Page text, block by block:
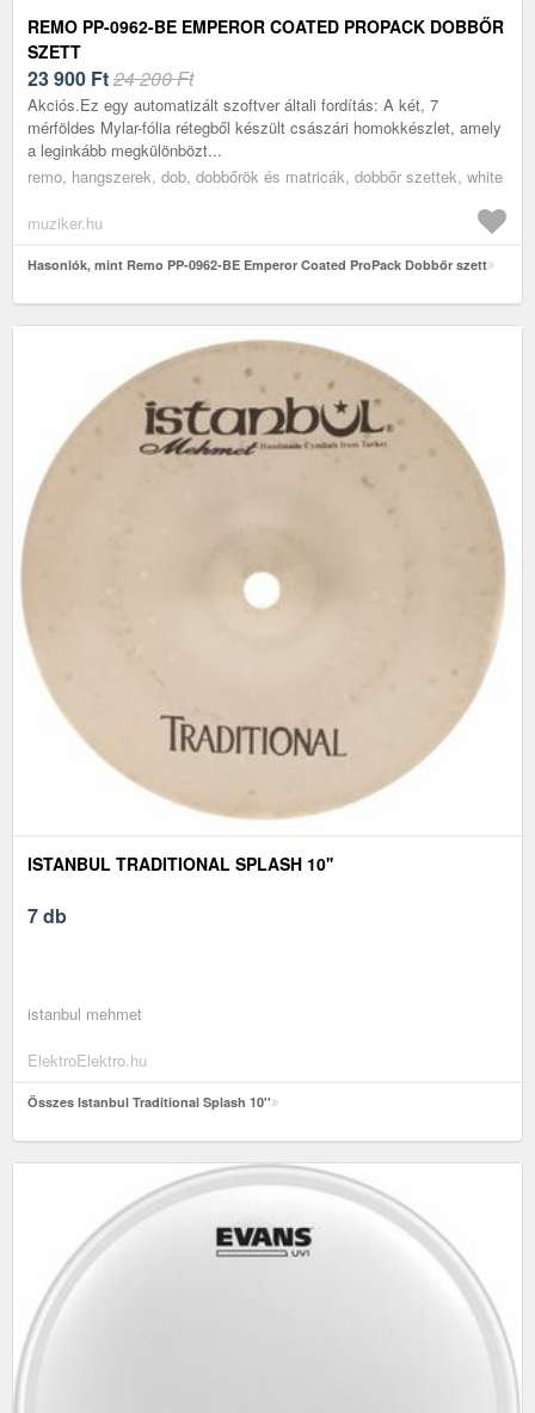
REMO PP-0962-BE EMPEROR COATED PROPACK DOBBŐR
SZETT
23 900 Ft24 200 Ft
Akciós.Ez egy automatizált szoftver általi fordítás: A két, 7
mérföldes Mylar-fólia rétegből készült császári homokkészlet, amely
a leginkább megkülönbözt...
remo, hangszerek, dob, dobbőrök és matricák, dobbőr szettek, white
muziker.hu
Hasonlók, mint Remo PP-0962-BE Emperor Coated ProPack Dobbőr szett
ISTANBUL TRADITIONAL SPLASH 10''
7 db
istanbul mehmet
ElektroElektro.hu
Összes Istanbul Traditional Splash 10''